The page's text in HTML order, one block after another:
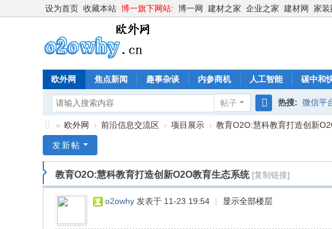
设为首页 收藏本站 博一旗下网站: 博一网 建材之家 企业之家 建材网 家装
欧外网 焦点新闻 趣事杂谈 内参商机 人工智能 碳中和
帖子
搜
热搜: 微信平
腾讯电商 商
外
网
» 欧外网 › 前沿信息交流区 › 项目展示 › 教育O2O:慧科教育打造创新
发新帖
教育O2O:慧科教育打造创新O2O教育生态系统 [复制链接]
o2owhy 发表于 11-23 19:54 | 显示全部楼层